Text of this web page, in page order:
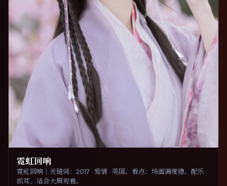
霓虹回响
霓虹回响｜关键词：2017 · 爱情 · 英国。看点：场面调度稳、配乐
抓耳，适合大屏观看。